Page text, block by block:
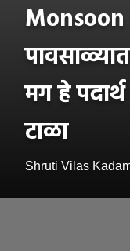
मग हे
टाळा
Shruti Vilas